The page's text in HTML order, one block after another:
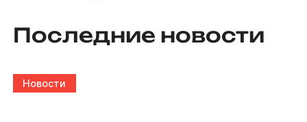
Последние новости
Новости